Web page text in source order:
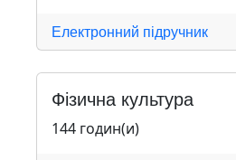
Електронний підручник
Фізична культура
144 годин(и)